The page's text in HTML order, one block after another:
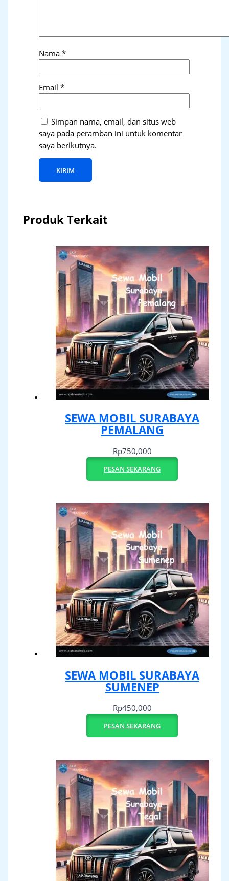
Nama*
Email*
Simpan nama, email, dan situs web
saya pada peramban ini untuk komentar
saya berikutnya.
Produk Terkait
SEWA MOBIL SURABAYA
PEMALANG
Rp750,000
PESAN SEKARANG
SEWA MOBIL SURABAYA
SUMENEP
Rp450,000
PESAN SEKARANG